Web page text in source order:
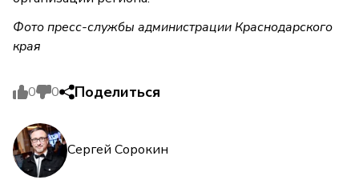
Фото пресс-службы администрации Краснодарского
края
0 0 Поделиться
Сергей Сорокин